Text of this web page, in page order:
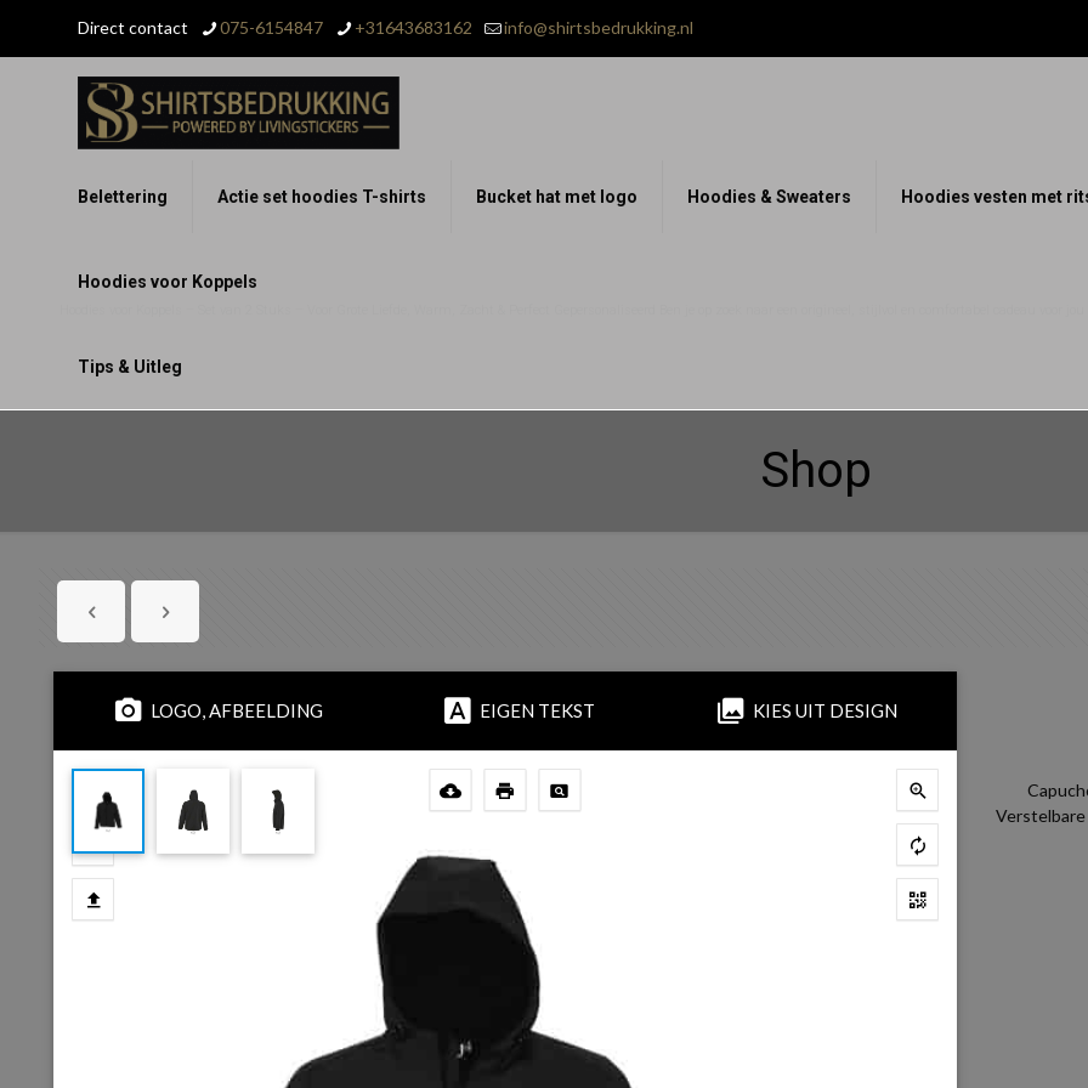
Direct contact 075-6154847 +31643683162 info@shirtsbedrukking.nl
Belettering Actie set hoodies T-shirts Bucket hat met logo Hoodies & Sweaters Hoodies vesten met
Hoodies voor Koppels
Tips & Uitleg
Shop
LOGO, AFBEELDING EIGEN TEKST KIES UIT DESIGN